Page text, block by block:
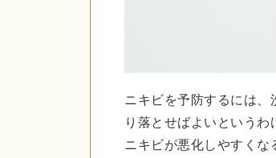
ニキビを予防するには
り落とせばよいという
ニキビが悪化しやすくな